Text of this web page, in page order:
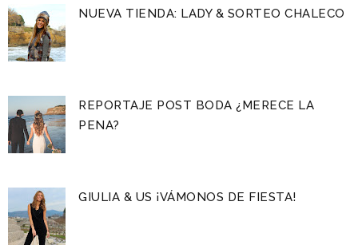
NUEVA TIENDA: LADY & SORTEO CHALECO
REPORTAJE POST BODA ¿MERECE LA
PENA?
GIULIA & US ¡VÁMONOS DE FIESTA!